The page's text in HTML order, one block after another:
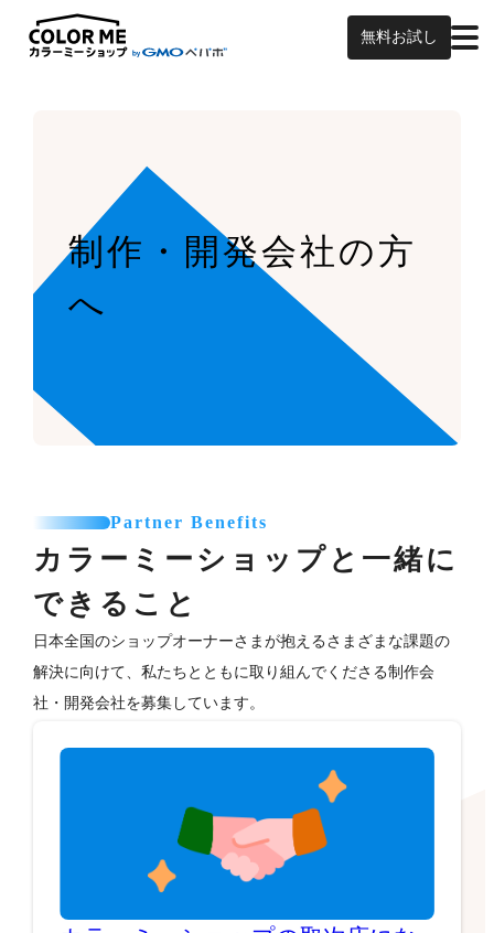
無料お試し
制作・開発会社の方
へ
Partner Benefits
カラーミーショップと一緒に
できること
日本全国のショップオーナーさまが抱えるさまざまな課題の
解決に向けて、私たちとともに取り組んでくださる制作会
社・開発会社を募集しています。